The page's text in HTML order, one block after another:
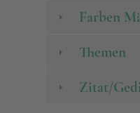
Farben
Themen
Zitat/